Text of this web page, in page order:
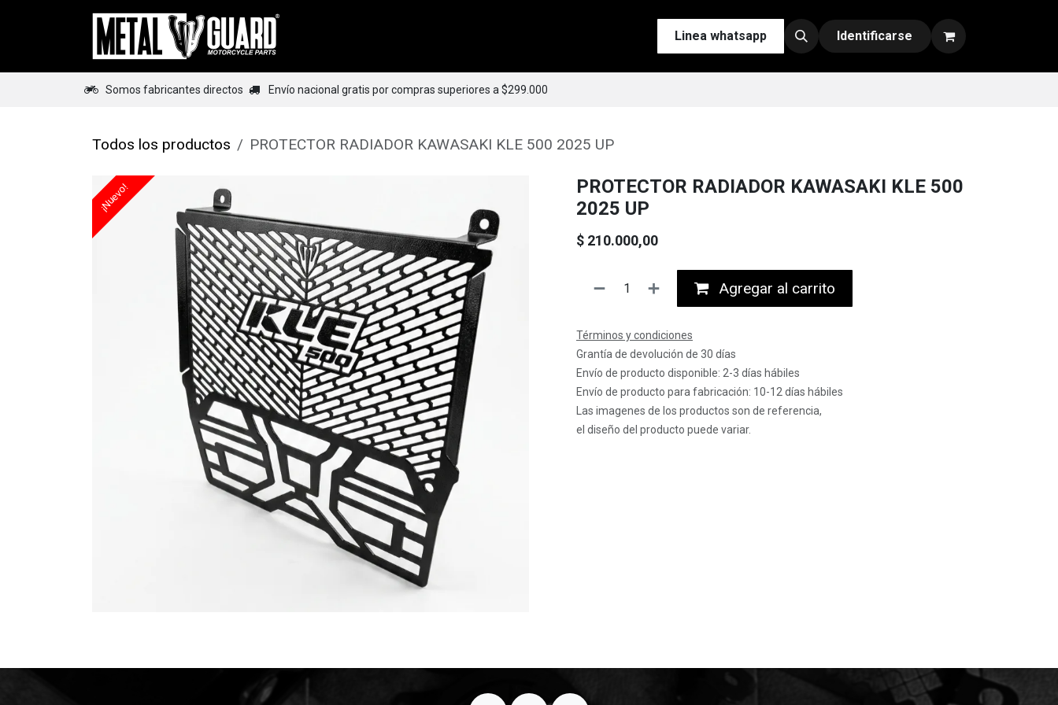
Ir al contenido
Esenciales Contáctenos Nuestras Redes y Canales de Venta
Linea whatsapp Identificarse
Somos fabricantes directos Envío nacional gratis por compras superiores a $299.000
Todos los productos PROTECTOR RADIADOR KAWASAKI KLE 500 2025 UP
¡Nuevo!
PROTECTOR RADIADOR KAWASAKI KLE 500
2025 UP
$ 210.000,00
Agregar al carrito
Términos y condiciones
Grantía de devolución de 30 días
Envío de producto disponible: 2-3 días hábiles
Envío de producto para fabricación: 10-12 días hábiles
Las imagenes de los productos son de referencia,
el diseño del producto puede variar.